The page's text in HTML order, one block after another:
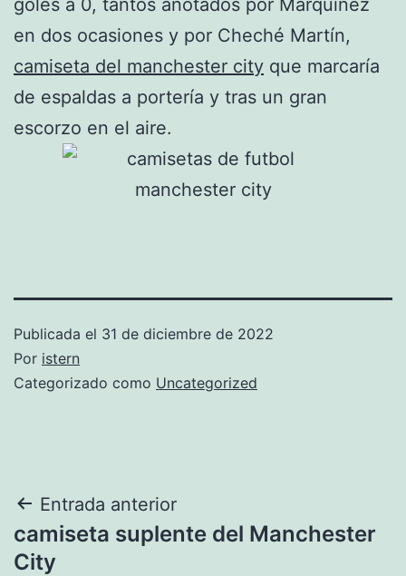
en dos ocasiones y por Cheché Martín,
camiseta del manchester city que marcaría
de espaldas a portería y tras un gran
escorzo en el aire.
Publicada el 31 de diciembre de 2022
Por istern
Categorizado como Uncategorized
Navegación
de
Entrada anterior
camiseta suplente del Manchester
City